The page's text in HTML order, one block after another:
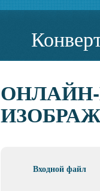
Входной файл